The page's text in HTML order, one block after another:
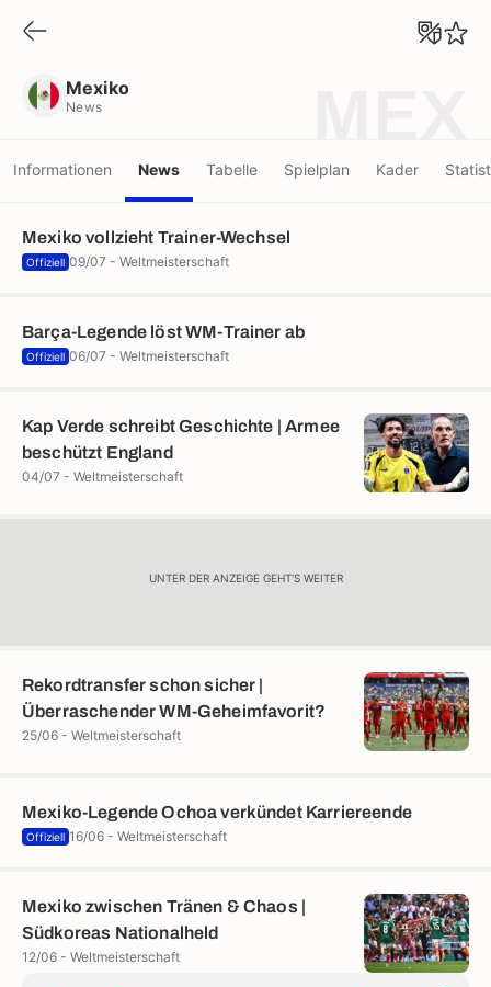
Mexiko
News
Informationen News Tabelle Spielplan Kader
Mexiko vollzieht Trainer-Wechsel
Offiziell 09/07 - Weltmeisterschaft
Barça-Legende löst WM-Trainer ab
Offiziell 06/07 - Weltmeisterschaft
Kap Verde schreibt Geschichte | Armee
beschützt England
04/07 - Weltmeisterschaft
UNTER DER ANZEIGE GEHT'S WEITER
Rekordtransfer schon sicher |
Überraschender WM-Geheimfavorit?
25/06 - Weltmeisterschaft
Mexiko-Legende Ochoa verkündet Karriereende
Offiziell 16/06 - Weltmeisterschaft
Mexiko zwischen Tränen & Chaos |
Südkoreas Nationalheld
12/06 - Weltmeisterschaft